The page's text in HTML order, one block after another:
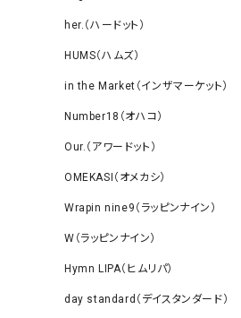
her.（ハードット）
HUMS（ハムズ）
in the Market（インザマーケット）
Number18（オハコ）
Our.（アワードット）
OMEKASI（オメカシ）
Wrapin nine9（ラッピンナイン）
W（ラッピンナイン）
Hymn LIPA（ヒムリパ）
day standard（デイスタンダード）